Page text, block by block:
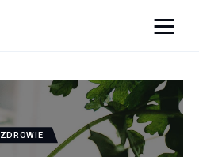
ZDROWIE